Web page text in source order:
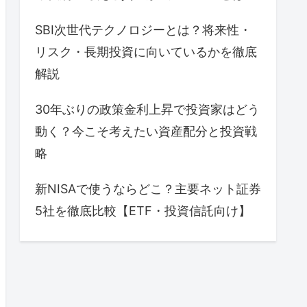
SBI次世代テクノロジーとは？将来性・
リスク・長期投資に向いているかを徹底
解説
30年ぶりの政策金利上昇で投資家はどう
動く？今こそ考えたい資産配分と投資戦
略
新NISAで使うならどこ？主要ネット証券
5社を徹底比較【ETF・投資信託向け】